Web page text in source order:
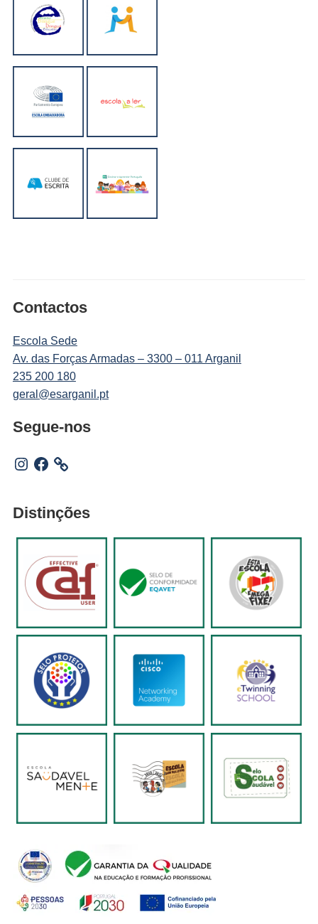
Contactos
Escola Sede
Av. das Forças Armadas – 3300 – 011 Arganil
235 200 180
geral@esarganil.pt
Segue-nos
Instagram
Facebook
Distinções